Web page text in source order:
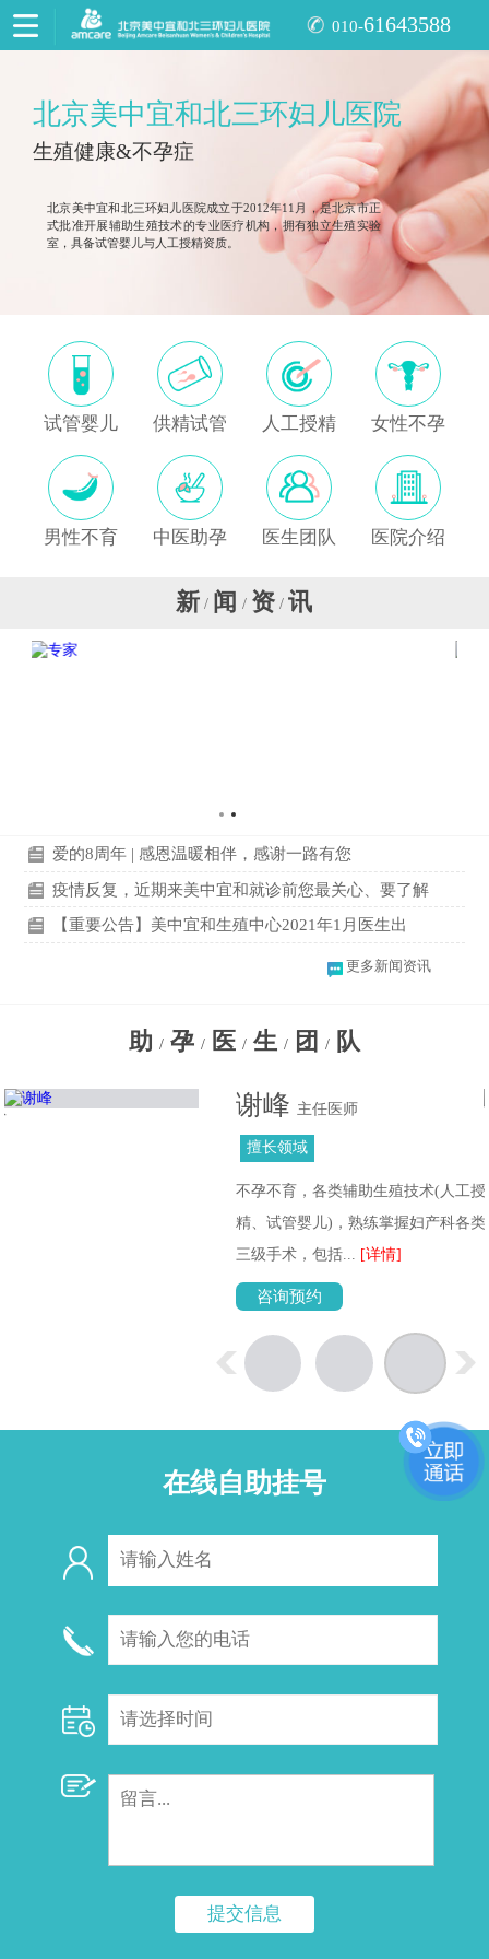
010-61643588
北京美中宜和北三环妇儿医院
生殖健康&不孕症
北京美中宜和北三环妇儿医院成立于2012年11月，是北京市正
式批准开展辅助生殖技术的专业医疗机构，拥有独立生殖实验
室，具备试管婴儿与人工授精资质。
试管婴儿 供精试管 人工授精 女性不孕
男性不育 中医助孕 医生团队 医院介绍
新 / 闻 / 资 / 讯
爱的8周年 | 感恩温暖相伴，感谢一路有您
疫情反复，近期来美中宜和就诊前您最关心、要了解
【重要公告】美中宜和生殖中心2021年1月医生出
更多新闻资讯
助 / 孕 / 医 / 生 / 团 / 队
谢峰 主任医师
擅长领域
不孕不育，各类辅助生殖技术(人工授
精、试管婴儿)，熟练掌握妇产科各类
三级手术，包括... [详情]
咨询预约
在线自助挂号
提交信息